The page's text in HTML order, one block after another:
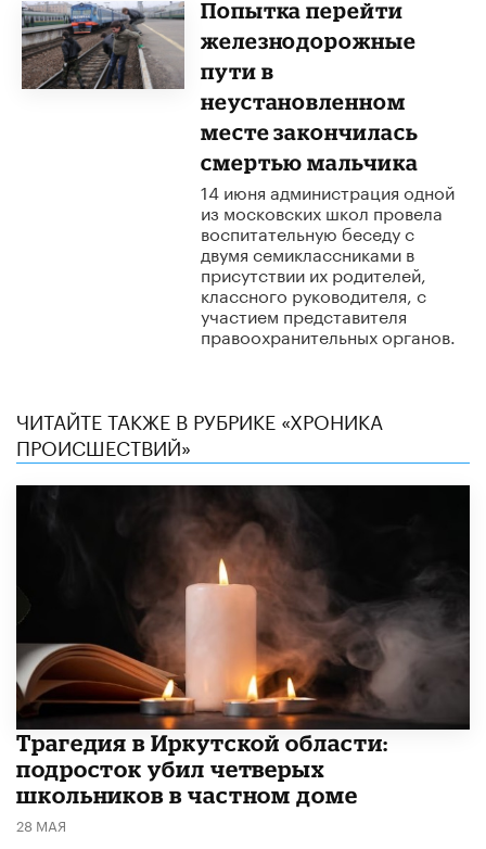
Попытка перейти
железнодорожные
пути в
неустановленном
месте закончилась
смертью мальчика
14 июня администрация одной
из московских школ провела
воспитательную беседу с
двумя семиклассниками в
присутствии их родителей,
классного руководителя, с
участием представителя
правоохранительных органов.
ЧИТАЙТЕ ТАКЖЕ В РУБРИКЕ «ХРОНИКА
ПРОИСШЕСТВИЙ»
Трагедия в Иркутской области:
подросток убил четверых
школьников в частном доме
28 МАЯ